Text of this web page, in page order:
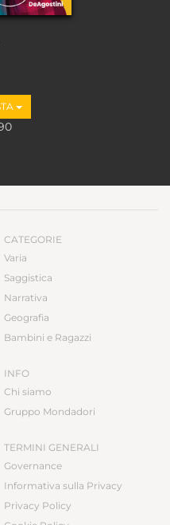
CATEGORIE
Varia
Saggistica
Narrativa
Geografia
Bambini e Ragazzi
INFO
Chi siamo
Gruppo Mondadori
TERMINI GENERALI
Governance
Informativa sulla Privacy
Privacy Policy